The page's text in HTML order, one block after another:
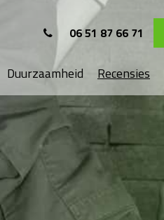
06 51 87 66 71
Duurzaamheid Recensies